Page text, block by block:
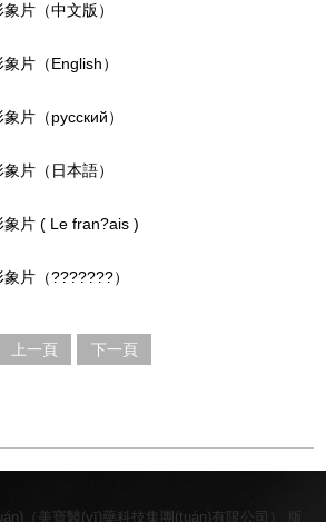
片（中文版）
片（English）
片（русский）
片（日本語）
片 ( Le fran?ais )
片（???????）
上一頁 下一頁
（美寶醫(yī)藥科技集團(tuán)有限公司） 版